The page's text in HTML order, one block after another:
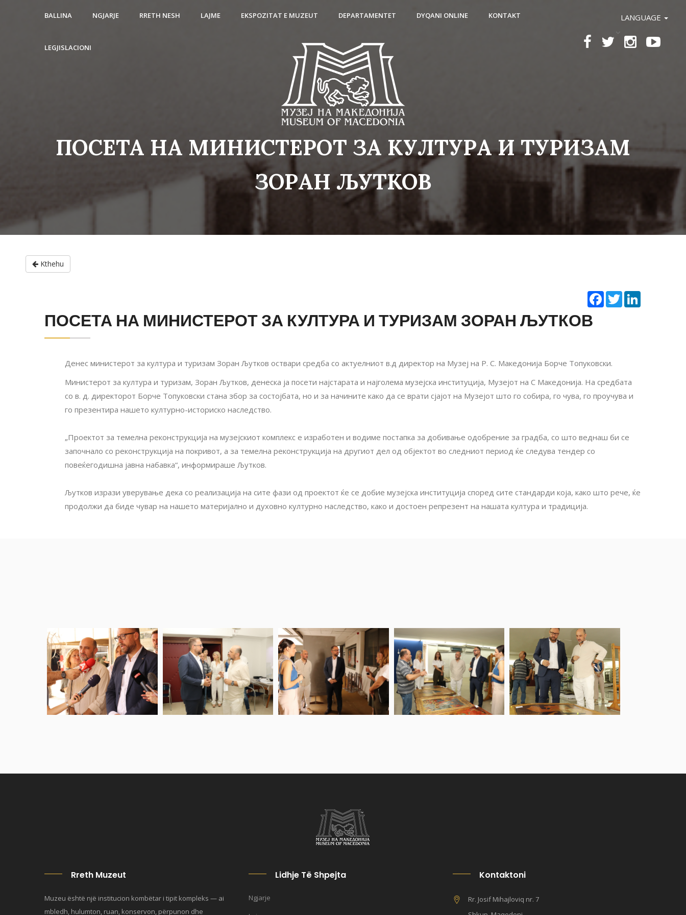
Kthehu
LANGUAGE
BALLINA NGJARJE RRETH NESH LAJME EKSPOZITAT E MUZEUT DEPARTAMENTET DYQANI ONLINE KONTAKT
LEGJISLACIONI
ПОСЕТА НА МИНИСТЕРОТ ЗА КУЛТУРА И ТУРИЗАМ
ЗОРАН ЉУТКОВ
Facebook
Twitter
ПОСЕТА НА МИНИСТЕРОТ ЗА КУЛТУРА И ТУРИЗАМ ЗОРАН ЉУТКОВ
Денес министерот за култура и туризам Зоран Љутков оствари средба со актуелниот в.д директор на Музеј на Р. С. Македонија Борче Топуковски.
Министерот за култура и туризам, Зоран Љутков, денеска ја посети најстарата и најголема музејска институција, Музејот на С Македонија. На средбата
со в. д. директорот Борче Топуковски стана збор за состојбата, но и за начините како да се врати сјајот на Музејот што го собира, го чува, го проучува и
го презентира нашето културно-историско наследство.
„Проектот за темелна реконструкција на музејскиот комплекс е изработен и водиме постапка за добивање одобрение за градба, со што веднаш би се
започнало со реконструкција на покривот, а за темелна реконструкција на другиот дел од објектот во следниот период ќе следува тендер со
повеќегодишна јавна набавка“, информираше Љутков.
Љутков изрази уверување дека со реализација на сите фази од проектот ќе се добие музејска институција според сите стандарди која, како што рече, ќе
продолжи да биде чувар на нашето материјално и духовно културно наследство, како и достоен репрезент на нашата култура и традиција.
Rreth Muzeut
Muzeu është një institucion kombëtar i tipit kompleks — ai
mbledh, hulumton, ruan, konservon, përpunon dhe
Lidhje Të Shpejta
Ngjarje
Kontaktoni
Rr. Josif Mihajloviq nr. 7